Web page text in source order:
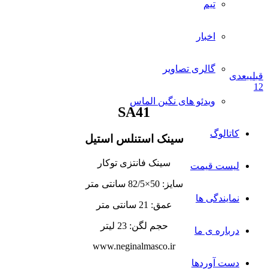
تیم
اخبار
گالری تصاویر
ویدئو های نگین الماس
کاتالوگ
لیست قیمت
نمایندگی ها
درباره ی ما
دست آوردها
قبلیبعدی
1 2
SA41
سینک استنلس استیل
سینک فانتزی توکار
سایز: 50×82/5 سانتی متر
عمق: 21 سانتی متر
حجم لگن: 23 لیتر
www.neginalmasco.ir